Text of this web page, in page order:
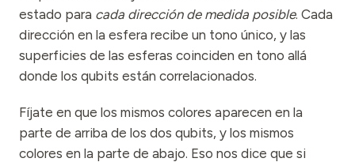
estado para cada dirección de medida posible. Cada
dirección en la esfera recibe un tono único, y las
superficies de las esferas coinciden en tono allá
donde los qubits están correlacionados.
Fíjate en que los mismos colores aparecen en la
parte de arriba de los dos qubits, y los mismos
colores en la parte de abajo. Eso nos dice que si